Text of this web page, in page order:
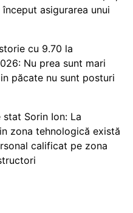
asigurarea unui
cu 9.70 la
Nu prea sunt mari
păcate nu sunt posturi
stat Sorin Ion: La
zona tehnologică există
calificat pe zona